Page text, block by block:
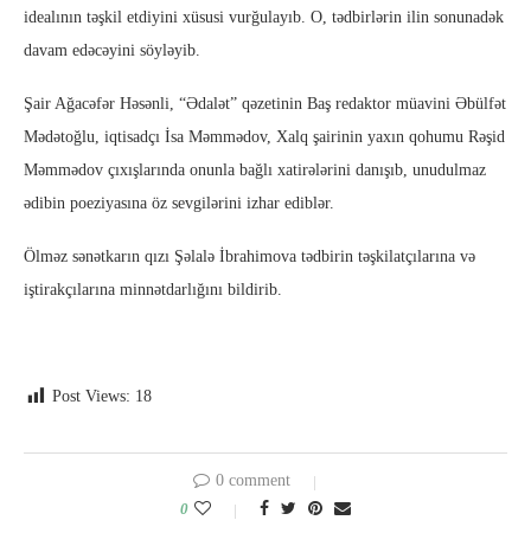
idealının təşkil etdiyini xüsusi vurğulayıb. O, tədbirlərin ilin sonunadək
davam edəcəyini söyləyib.
Şair Ağacəfər Həsənli, “Ədalət” qəzetinin Baş redaktor müavini Əbülfət
Mədətoğlu, iqtisadçı İsa Məmmədov, Xalq şairinin yaxın qohumu Rəşid
Məmmədov çıxışlarında onunla bağlı xatirələrini danışıb, unudulmaz
ədibin poeziyasına öz sevgilərini izhar ediblər.
Ölməz sənətkarın qızı Şəlalə İbrahimova tədbirin təşkilatçılarına və
iştirakçılarına minnətdarlığını bildirib.
Post Views: 18
0 comment
0